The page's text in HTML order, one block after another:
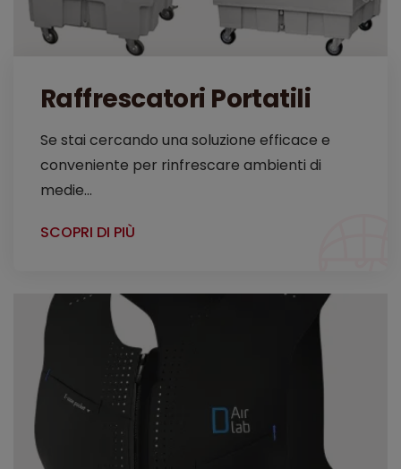
Raffrescatori Portatili
Se stai cercando una soluzione efficace e
conveniente per rinfrescare ambienti di
medie...
SCOPRI DI PIÙ